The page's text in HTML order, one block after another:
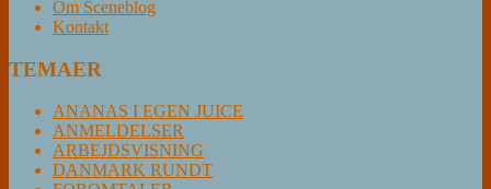
Om Sceneblog
Kontakt
TEMAER
ANANAS I EGEN JUICE
ANMELDELSER
ARBEJDSVISNING
DANMARK RUNDT